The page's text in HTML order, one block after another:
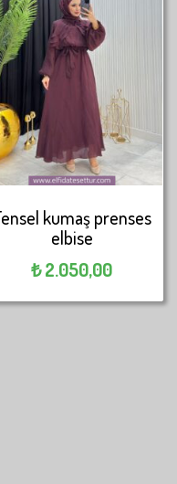
kumaş prenses
elbise
₺2.050,00